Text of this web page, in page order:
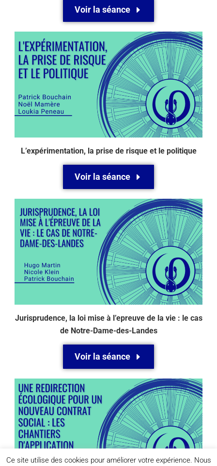
Voir la séance
L’expérimentation, la prise de risque et le politique
Voir la séance
Jurisprudence, la loi mise à l’epreuve de la vie : le cas
de Notre-Dame-des-Landes
Voir la séance
Ce site utilise des cookies pour améliorer votre expérience. Nous